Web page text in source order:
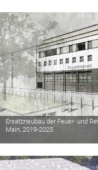
Ersatzneubau der Feuer- und
Main, 2019-2025